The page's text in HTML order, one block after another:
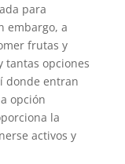
para
embargo, a
frutas y
tantas opciones
donde entran
opción
la
activos y